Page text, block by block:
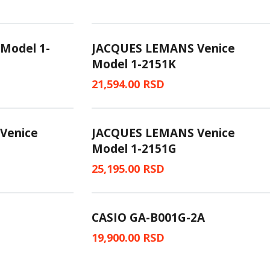
Model 1-
JACQUES LEMANS Venice
Model 1-2151K
21,594.00 RSD
JACQUES LEMANS Venice
Model 1-2151G
25,195.00 RSD
CASIO GA-B001G-2A
19,900.00 RSD